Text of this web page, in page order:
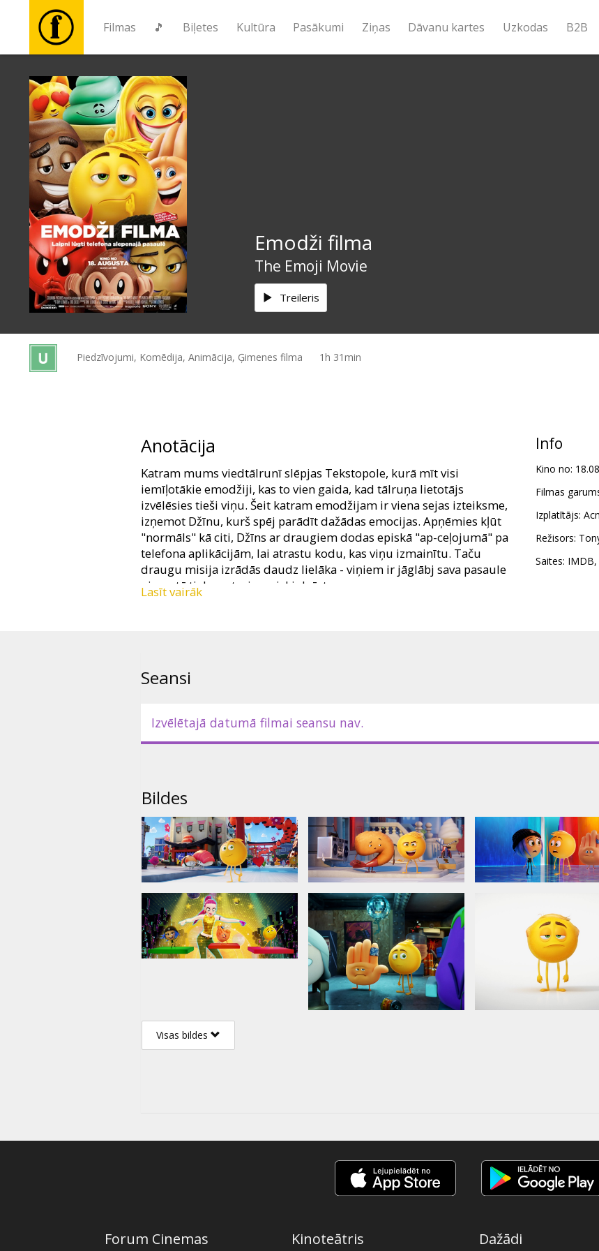
Filmas 🎵 Biļetes Kultūra Pasākumi Ziņas Dāvanu kartes Uzkodas B2B
Filmas
🎵
Biļetes
Kultūra
Pasākumi
Ziņas
kartes
Emodži filma
The Emoji Movie
Treileris
Piedzīvojumi, Komēdija, Animācija, Ģimenes filma 1h 31min
Anotācija
Katram mums viedtālrunī slēpjas Tekstopole, kurā mīt visi
iemīļotākie emodžiji, kas to vien gaida, kad tālruņa lietotājs
izvēlēsies tieši viņu. Šeit katram emodžijam ir viena sejas izteiksme,
izņemot Džīnu, kurš spēj parādīt dažādas emocijas. Apņēmies kļūt
"normāls" kā citi, Džīns ar draugiem dodas episkā "ap-ceļojumā" pa
telefona aplikācijām, lai atrastu kodu, kas viņu izmainītu. Taču
draugu misija izrādās daudz lielāka - viņiem ir jāglābj sava pasaule
pirms tā tiek neatgriezeniski dzēsta.
Lasīt vairāk
Info
Kino no:
Filmas
Izplatītājs:
Režisors:
Saites: IMDB,
Seansi
Izvēlētajā datumā filmai seansu nav.
Bildes
Visas bildes
Forum Cinemas Kinoteātris Dažādi